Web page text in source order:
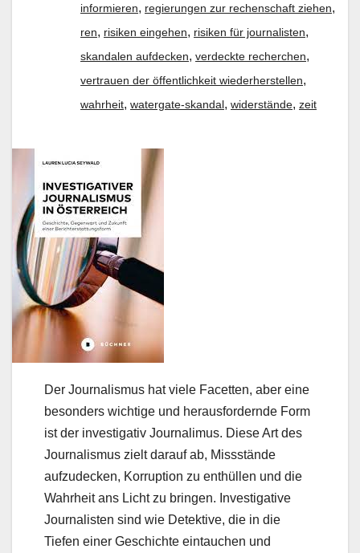
informieren, regierungen zur rechenschaft ziehen,
ren, risiken eingehen, risiken für journalisten,
skandalen aufdecken, verdeckte recherchen,
vertrauen der öffentlichkeit wiederherstellen,
wahrheit, watergate-skandal, widerstände, zeit
Der Journalismus hat viele Facetten, aber eine
besonders wichtige und herausfordernde Form
ist der investigativ Journalimus. Diese Art des
Journalismus zielt darauf ab, Missstände
aufzudecken, Korruption zu enthüllen und die
Wahrheit ans Licht zu bringen. Investigative
Journalisten sind wie Detektive, die in die
Tiefen einer Geschichte eintauchen und